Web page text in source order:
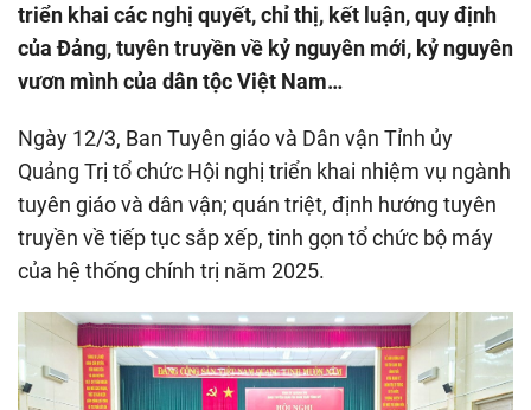
triển khai các nghị quyết, chỉ thị, kết luận, quy định
của Đảng, tuyên truyền về kỷ nguyên mới, kỷ nguyên
vươn mình của dân tộc Việt Nam…
Ngày 12/3, Ban Tuyên giáo và Dân vận Tỉnh ủy
Quảng Trị tổ chức Hội nghị triển khai nhiệm vụ ngành
tuyên giáo và dân vận; quán triệt, định hướng tuyên
truyền về tiếp tục sắp xếp, tinh gọn tổ chức bộ máy
của hệ thống chính trị năm 2025.